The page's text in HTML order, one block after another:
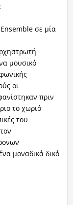
σε μία
μουσικό
οι
πριν
το χωριό
του
μοναδικά δικό